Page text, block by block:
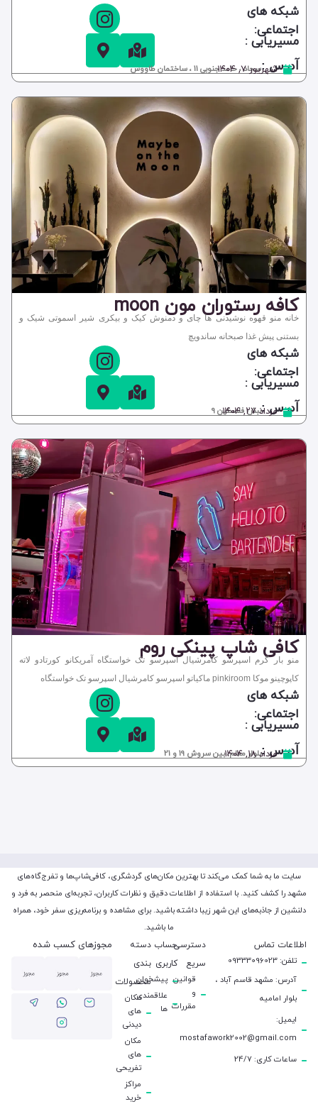
شبکه های
اجتماعی:
مسیریابی :
سجاد ، حامد جنوبی 11 ، ساختمان طاووسآدرس :شهریور ۷, ۱۴۰۴
کافه رستوران مون moon
خانه منو قهوه نوشیدنی ها چای و دمنوش کیک و بیکری شیر اسموتی شیک و
بستنی پیش غذا صبحانه ساندویچ
شبکه های
اجتماعی:
مسیریابی :
نبش فلسطین 9آدرس :
مرداد ۲۷, ۱۴۰۴
کافی شاپ پینکی روم
منو بار گرم اسپرسو کامرشیال اسپرسو تک خواستگاه آمریکانو کورتادو لاته
کاپوچینو موکا pinkiroom ماکیاتو اسپرسو کامرشیال اسپرسو تک خواستگاه
شبکه های
اجتماعی:
مسیریابی :
بلوار معلم، بین سروش 19 و 21آدرس :
مرداد ۱۸, ۱۴۰۴
سایت ما به شما کمک می‌کند تا بهترین مکان‌های گردشگری، کافی‌شاپ‌ها و تفرج‌گاه‌های
مشهد را کشف کنید. با استفاده از اطلاعات دقیق و نظرات کاربران، تجربه‌ای منحصر به فرد و
دلنشین از جاذبه‌های این شهر زیبا داشته باشید. برای مشاهده و برنامه‌ریزی سفر خود، همراه
ما باشید.
اطلاعات تماس
تلفن: 09333096023
آدرس: مشهد قاسم آباد ،
بلوار امامیه
ایمیل:
mostafawork2002@gmail.com
ساعات کاری: 24/7
دسترسی
سریع
قوانین
و
مقررات
حساب
کاربری
پیشخوان
علاقمندی
ها
دسته
بندی
محصولات
مکان
های
دیدنی
مکان
های
تفریحی
مراکز
خرید
مجوزهای کسب شده